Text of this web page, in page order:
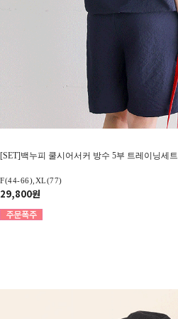
[SET]백누피 쿨시어서커 방수 5부 트레이닝세트
F(44-66),XL(77)
29,800원